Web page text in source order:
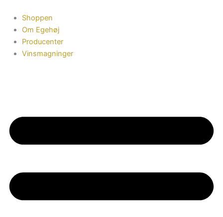
indholdet
Shoppen
Om Egehøj
Producenter
Vinsmagninger
Spanien
Italien